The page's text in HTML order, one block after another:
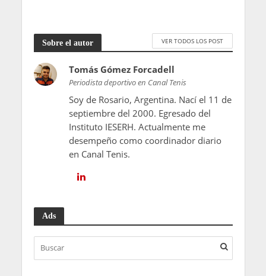
Sobre el autor VER TODOS LOS POST
Tomás Gómez Forcadell
Periodista deportivo en Canal Tenis
Soy de Rosario, Argentina. Nací el 11 de
septiembre del 2000. Egresado del
Instituto IESERH. Actualmente me
desempeño como coordinador diario
en Canal Tenis.
Ads